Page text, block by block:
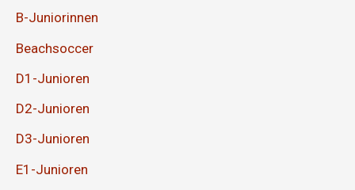
B-Juniorinnen
Beachsoccer
D1-Junioren
D2-Junioren
D3-Junioren
E1-Junioren